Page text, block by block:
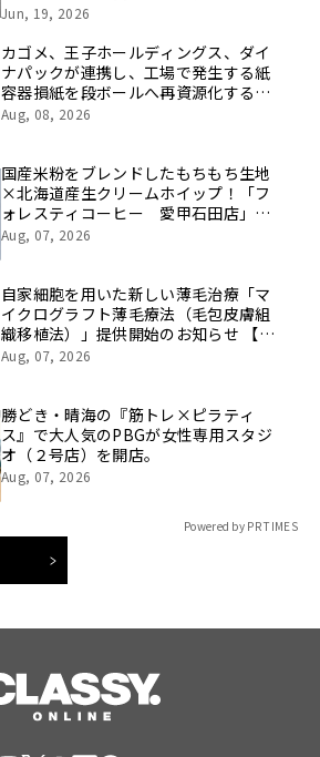
挑戦の舞台や旧社統合時のエピソード
像を公開！
Jun, 19, 2026
カゴメ、王子ホールディングス、ダイ
ナパックが連携し、工場で発生する紙
容器損紙を段ボールへ再資源化する実
証を開始
Aug, 08, 2026
国産米粉をブレンドしたもちもち生地
×北海道産生クリームホイップ！「フ
ォレスティコーヒー 愛甲石田店」に
て、８月１７日（月）からクレープ販
Aug, 07, 2026
自家細胞を用いた新しい薄毛治療「マ
イクログラフト薄毛療法（毛包皮膚組
織移植法）」提供開始のお知らせ 【医
療法人社団 青真会 青山エルクリニ
Aug, 07, 2026
勝どき・晴海の『筋トレ×ピラティ
ス』で大人気のPBGが女性専用スタジ
オ（２号店）を開店。
Aug, 07, 2026
Powered by PR TIMES